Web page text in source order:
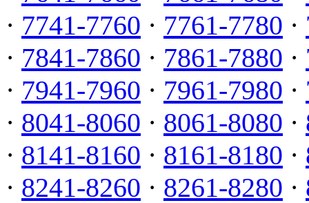
· 7741-7760 · 7761-7780 ·
· 7841-7860 · 7861-7880 ·
· 7941-7960 · 7961-7980 ·
· 8041-8060 · 8061-8080 ·
· 8141-8160 · 8161-8180 ·
· 8241-8260 · 8261-8280 ·